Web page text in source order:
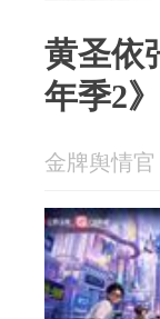
黄圣依
年季2
金牌舆情